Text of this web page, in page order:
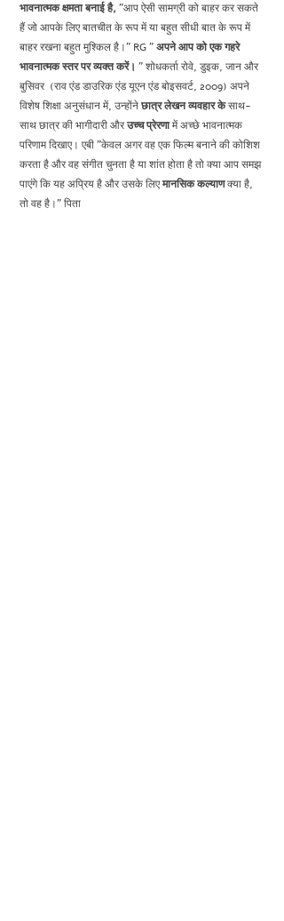
भावनात्मक क्षमता बनाई है, "आप ऐसी सामग्री को बाहर कर सकते
हैं जो आपके लिए बातचीत के रूप में या बहुत सीधी बात के रूप में
बाहर रखना बहुत मुश्किल है।" RG "अपने आप को एक गहरे
भावनात्मक स्तर पर व्यक्त करें। " शोधकर्ता रोवे, डुइक, जान और
बुसिवर (राव एंड डाउरिक एंड यूएन एंड बोइसवर्ट, 2009) अपने
विशेष शिक्षा अनुसंधान में, उन्होंनेछात्र लेखन व्यवहार केसाथ-
साथ छात्र की भागीदारी औरउच्च प्रेरणामें अच्छे भावनात्मक
परिणाम दिखाए। एबी "केवल अगर वह एक फिल्म बनाने की कोशिश
करता है और वह संगीत चुनता है या शांत होता है तो क्या आप समझ
पाएंगे कि यह अप्रिय है और उसके लिएमानसिक कल्याणक्या है,
तो वह है।" पिता